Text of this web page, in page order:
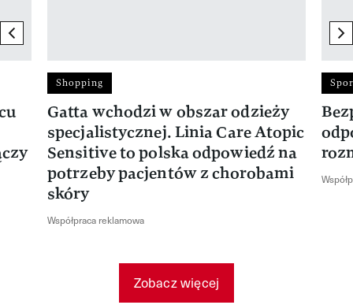
previous element
Shopping
Gatta wchodzi w obszar odzieży
specjalistycznej. Linia Care Atopic
Sensitive to polska odpowiedź na
potrzeby pacjentów z chorobami
skóry
Współpraca reklamowa
Zobacz więcej